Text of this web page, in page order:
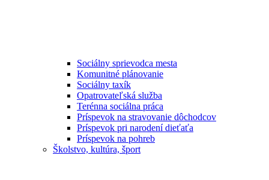
Sociálny sprievodca mesta
Komunitné plánovanie
Sociálny taxík
Opatrovateľská služba
Terénna sociálna práca
Príspevok na stravovanie dôchodcov
Príspevok pri narodení dieťaťa
Príspevok na pohreb
Školstvo, kultúra, šport